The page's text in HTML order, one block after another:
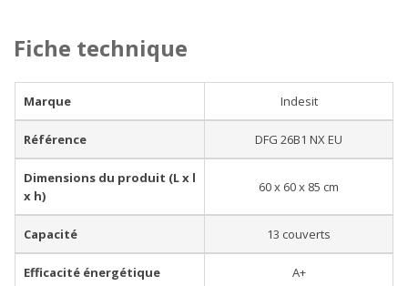
Fiche technique
Marque Indesit
Référence DFG 26B1 NX EU
Dimensions du produit (L x l
x h)
60 x 60 x 85 cm
Capacité 13 couverts
Efficacité énergétique A+